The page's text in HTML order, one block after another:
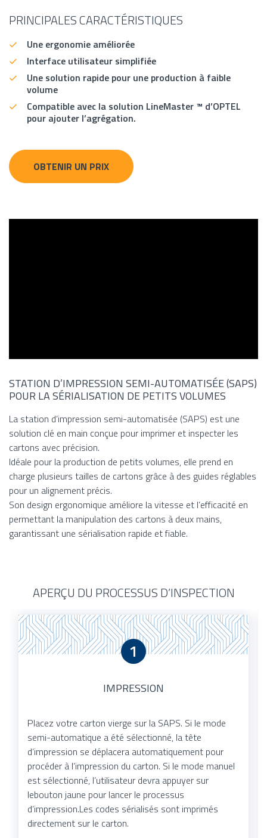
PRINCIPALES CARACTÉRISTIQUES
Une ergonomie améliorée
Interface utilisateur simplifiée
Une solution rapide pour une production à faible
volume
Compatible avec la solution LineMaster ™ d’OPTEL
pour ajouter l’agrégation.
OBTENIR UN PRIX
STATION D’IMPRESSION SEMI-AUTOMATISÉE (SAPS)
POUR LA SÉRIALISATION DE PETITS VOLUMES
La station d’impression semi-automatisée (SAPS) est une
solution clé en main conçue pour imprimer et inspecter les
cartons avec précision.
Idéale pour la production de petits volumes, elle prend en
charge plusieurs tailles de cartons grâce à des guides réglables
pour un alignement précis.
Son design ergonomique améliore la vitesse et l’efficacité en
permettant la manipulation des cartons à deux mains,
garantissant une sérialisation rapide et fiable.
APERÇU DU PROCESSUS D’INSPECTION
1
IMPRESSION
Placez votre carton vierge sur la SAPS. Si le mode
semi-automatique a été sélectionné, la tête
d’impression se déplacera automatiquement pour
procéder à l’impression du carton. Si le mode manuel
est sélectionné, l’utilisateur devra appuyer sur
lebouton jaune pour lancer le processus
d’impression.Les codes sérialisés sont imprimés
directement sur le carton.